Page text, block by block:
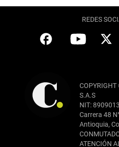
REDES
S.A.S
NIT:
Carrera 48
Antioquia,
ATENCIÓN